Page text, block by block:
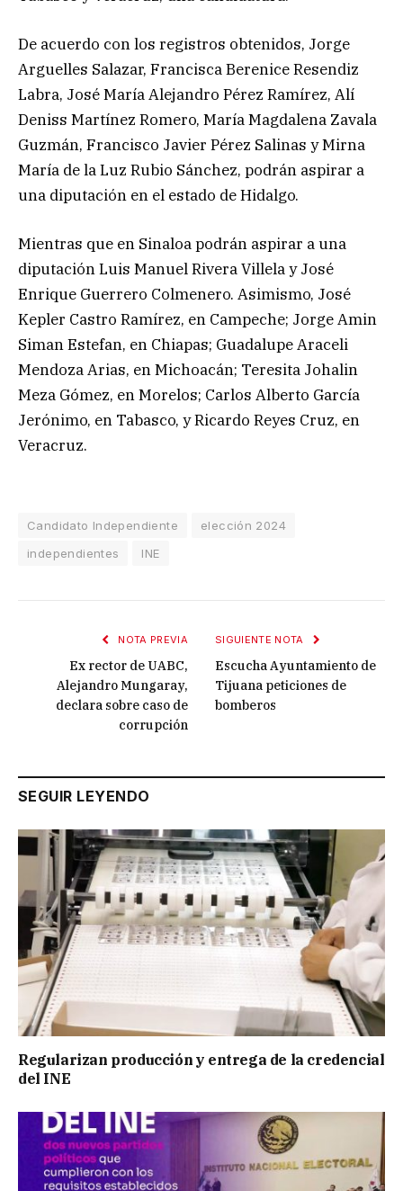
De acuerdo con los registros obtenidos, Jorge
Arguelles Salazar, Francisca Berenice Resendiz
Labra, José María Alejandro Pérez Ramírez, Alí
Deniss Martínez Romero, María Magdalena Zavala
Guzmán, Francisco Javier Pérez Salinas y Mirna
María de la Luz Rubio Sánchez, podrán aspirar a
una diputación en el estado de Hidalgo.
Mientras que en Sinaloa podrán aspirar a una
diputación Luis Manuel Rivera Villela y José
Enrique Guerrero Colmenero. Asimismo, José
Kepler Castro Ramírez, en Campeche; Jorge Amin
Siman Estefan, en Chiapas; Guadalupe Araceli
Mendoza Arias, en Michoacán; Teresita Johalin
Meza Gómez, en Morelos; Carlos Alberto García
Jerónimo, en Tabasco, y Ricardo Reyes Cruz, en
Veracruz.
Candidato Independiente
elección 2024
independientes
INE
NOTA PREVIA
Ex rector de UABC,
Alejandro Mungaray,
declara sobre caso de
corrupción
SIGUIENTE NOTA
Escucha Ayuntamiento de
Tijuana peticiones de
bomberos
SEGUIR LEYENDO
Regularizan producción y entrega de la credencial
del INE